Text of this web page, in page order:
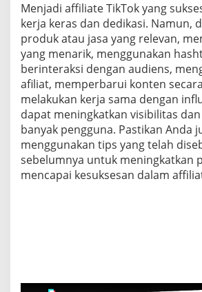
Menjadi affiliate TikTok yang
kerja keras dan dedikasi. Namun,
produk atau jasa yang relevan,
yang menarik, menggunakan
berinteraksi dengan audiens,
afiliat, memperbarui konten
melakukan kerja sama dengan
dapat meningkatkan visibilitas
banyak pengguna. Pastikan Anda
menggunakan tips yang telah
sebelumnya untuk meningkatkan
mencapai kesuksesan dalam